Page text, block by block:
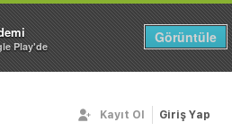
Play'de
Görüntüle
Kayıt Ol Giriş Yap